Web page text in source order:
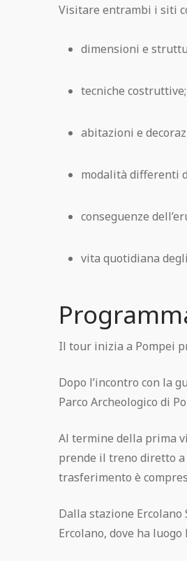
Visitare entrambi i siti
dimensioni e
tecniche costruttive;
abitazioni e
modalità differenti
conseguenze
vita quotidiana
Il tour inizia a Pompei
Dopo l’incontro con la
Parco Archeologico di
Al termine della prima
prende il treno diretto
trasferimento è
Dalla stazione Ercolano
Ercolano, dove ha